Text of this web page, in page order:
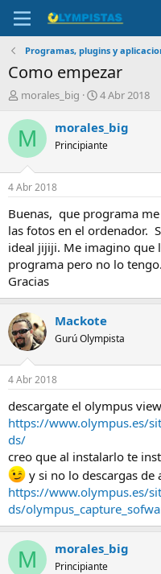
Programas, plugins y
Como empezar
I
i
c
a
d
o
r
e
l
t
e
m
a
morales_big
F
c
h
a
i
n
c
i
o
4 Abr 2018
M morales_big
Principiante
4 Abr 2018
Buenas, que programa
las fotos en el ordenador.
ideal jijiji. Me imagino que
programa pero no lo tengo.
Gracias
Mackote
Gurú Olympista
4 Abr 2018
descargate el olympus
https://www.olympus.es/
ds/
creo que al instalarlo te
y si no lo descargas de
https://www.olympus.es/
ds/
M morales_big
Principiante